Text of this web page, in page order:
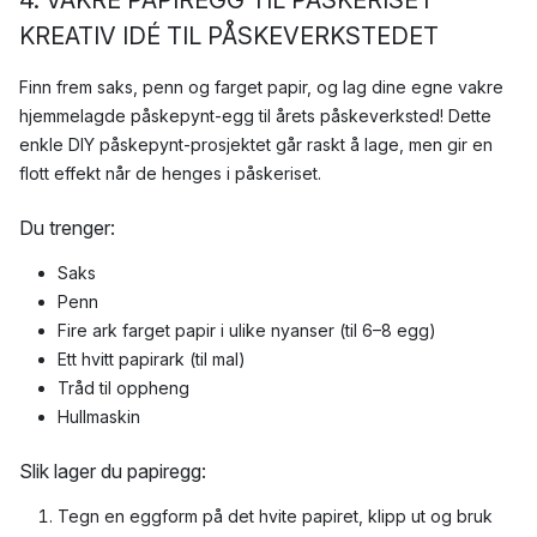
KREATIV IDÉ TIL PÅSKEVERKSTEDET
Finn frem saks, penn og farget papir, og lag dine egne vakre
hjemmelagde påskepynt-egg til årets påskeverksted! Dette
enkle DIY påskepynt-prosjektet går raskt å lage, men gir en
flott effekt når de henges i påskeriset.
Du trenger:
Saks
Penn
Fire ark farget papir i ulike nyanser (til 6–8 egg)
Ett hvitt papirark (til mal)
Tråd til oppheng
Hullmaskin
Slik lager du papiregg:
Tegn en eggform på det hvite papiret, klipp ut og bruk